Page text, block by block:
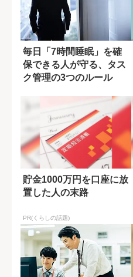
毎日「7時間睡眠」を確
保できる人が守る、タス
ク管理の3つのルール
貯金1000万円を口座に放
置した人の末路
PR(くらしの話題)